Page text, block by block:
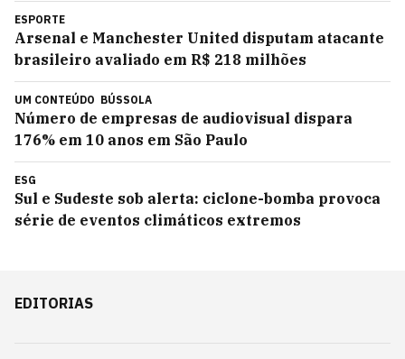
ESPORTE
Arsenal e Manchester United disputam atacante
brasileiro avaliado em R$ 218 milhões
UM CONTEÚDO BÚSSOLA
Número de empresas de audiovisual dispara
176% em 10 anos em São Paulo
ESG
Sul e Sudeste sob alerta: ciclone-bomba provoca
série de eventos climáticos extremos
EDITORIAS